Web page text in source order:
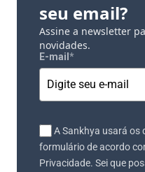
seu email?
Assine a newsletter
novidades.
E-mail *
A Sankhya usará os
formulário de acordo
Privacidade. Sei que